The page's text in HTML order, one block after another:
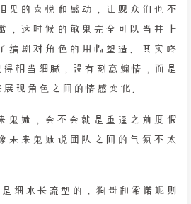
见的喜悦和感动，让观众们也不
，这时候的敏鬼完全可以当井上
编剧对角色的用心塑造。其实咚
相当细腻，没有刻意煽情，而是
现角色之间的情感变化。
鬼妹，会不会就是重逢之前度假
未来鬼妹说团队之间的气氛不太
细水长流型的，狗哥和索诺妮则